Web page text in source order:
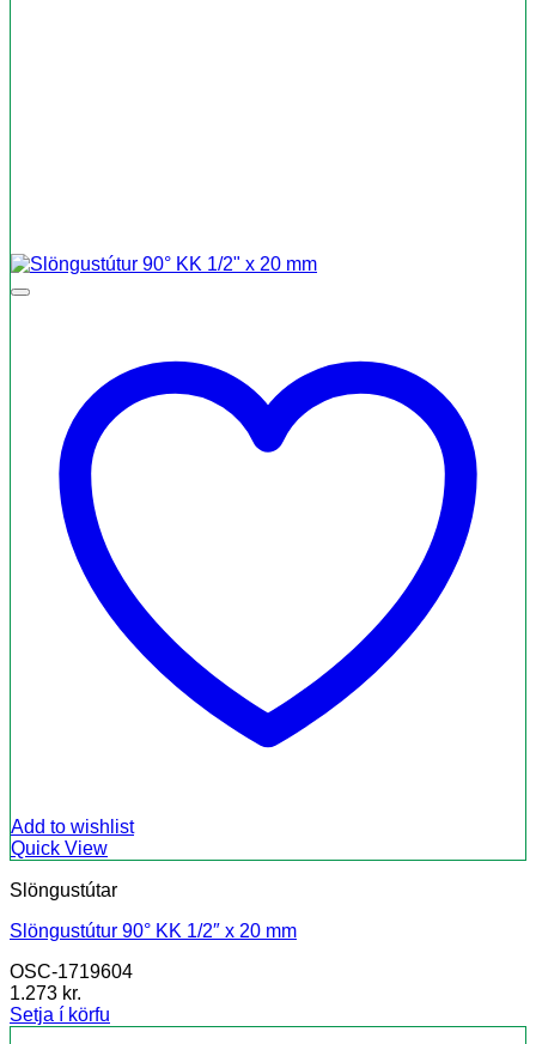
Add to wishlist
Quick View
Slöngustútar
Slöngustútur 90° KK 1/2″ x 20 mm
OSC-1719604
1.273 kr.
Setja í körfu